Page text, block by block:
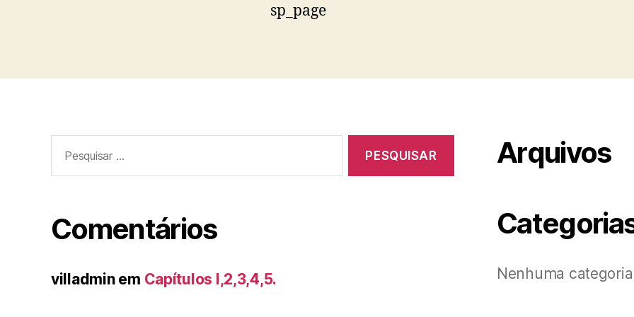
sp_page
por:
Comentários
villadminem Capítulos I,2,3,4,5.
Arquivos
Nenhuma categoria